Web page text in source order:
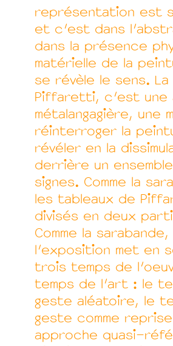
représentation est
et c'est dans
dans la présence
matérielle de la
se révèle le sens. La
Piffaretti, c'est une
métalangagière, une
réinterroger la
révéler en la
derrière un
signes. Comme la
les tableaux de
divisés en deux
Comme la sarabande,
l'exposition met en
trois temps de
temps de l'art : le
geste aléatoire, le
geste comme
approche quasi-